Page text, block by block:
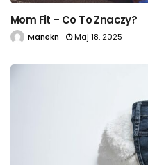
Mom Fit – Co To Znaczy?
Manekn Maj 18, 2025